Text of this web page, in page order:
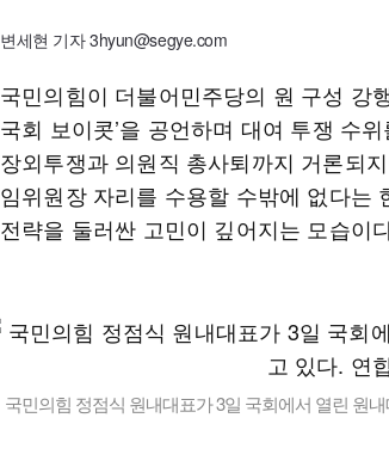
변세현 기자 3hyun@segye.com
국민의힘이 더불어민주당의 원 구성 강
국회 보이콧’을 공언하며 대여 투쟁 수
장외투쟁과 의원직 총사퇴까지 거론되
임위원장 자리를 수용할 수밖에 없다는
전략을 둘러싼 고민이 깊어지는 모습이
국민의힘 정점식 원내대표가 3일 국회에서 열린 원